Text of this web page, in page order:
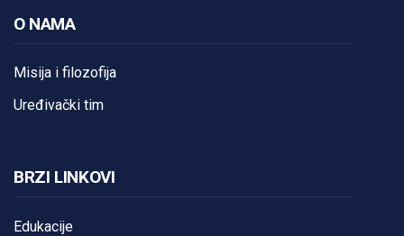
O NAMA
Misija i filozofija
Uređivački tim
BRZI LINKOVI
Edukacije